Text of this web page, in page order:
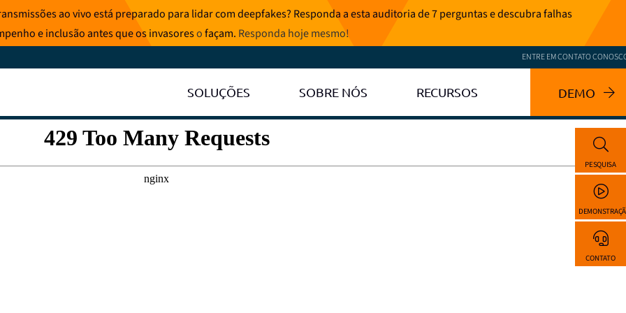
ao vivo está preparado para lidar com deepfakes? Responda a esta auditoria de 7 perguntas e descubra falhas
e inclusão antes que os invasoresofaçam. Responda hoje mesmo!
ENTRE EM CONTATO
SOLUÇÕES SOBRE NÓS RECURSOS DEMO
PESQUISA
CONTATO